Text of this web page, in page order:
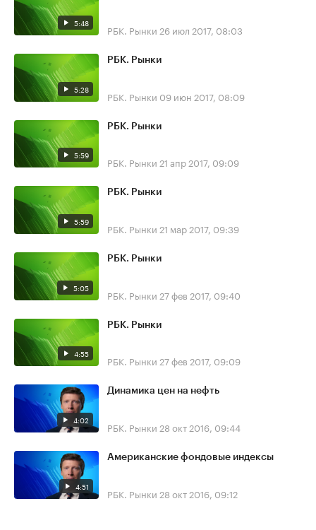
5:48 РБК. Рынки 26 июл 2017, 08:03
5:28
РБК. Рынки
РБК. Рынки 09 июн 2017, 08:09
5:59
РБК. Рынки
РБК. Рынки 21 апр 2017, 09:09
5:59
РБК. Рынки
РБК. Рынки 21 мар 2017, 09:39
5:05
РБК. Рынки
РБК. Рынки 27 фев 2017, 09:40
4:55
РБК. Рынки
РБК. Рынки 27 фев 2017, 09:09
4:02
Динамика цен на нефть
РБК. Рынки 28 окт 2016, 09:44
4:51
Американские фондовые индексы
РБК. Рынки 28 окт 2016, 09:12